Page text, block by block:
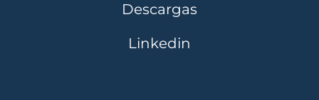
Descargas
Linkedin